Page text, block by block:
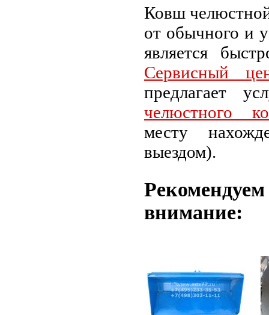
Ковш
от обычного и
является
Сервисный
предлагает
челюстного
месту
выездом).
внимание: